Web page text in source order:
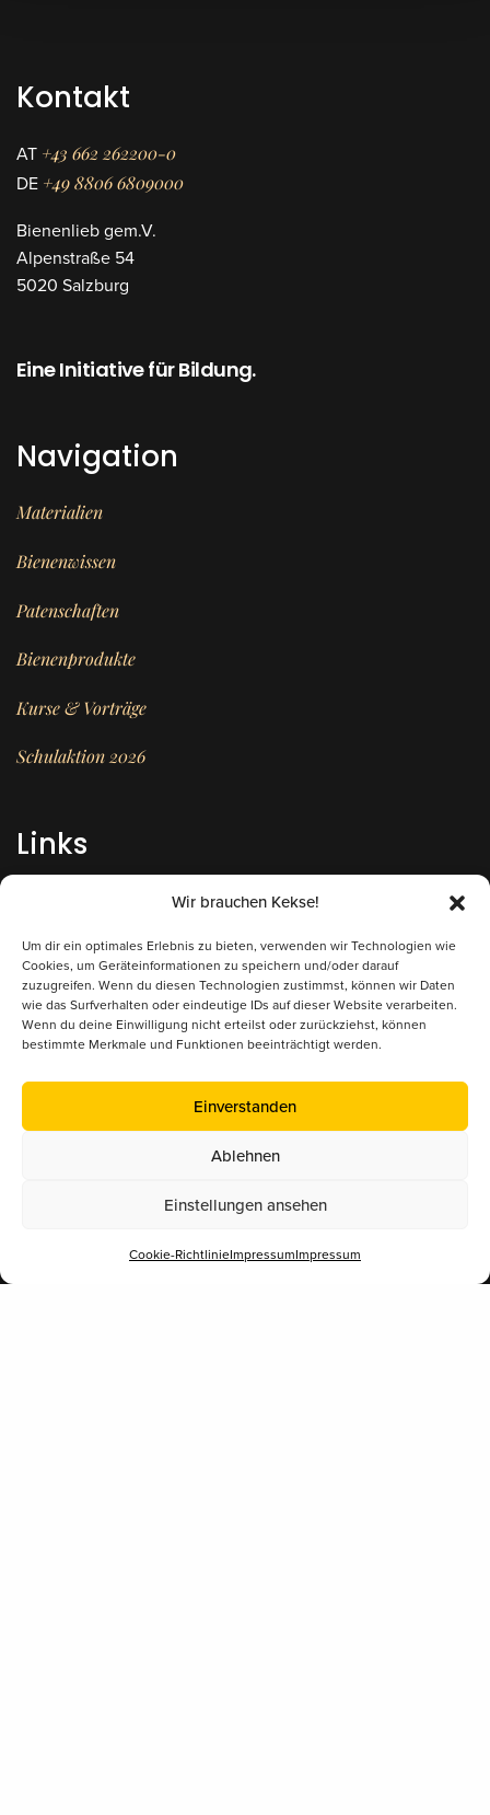
Wir brauchen Kekse!
Um dir ein optimales Erlebnis zu bieten, verwenden wir Technologien wie
Cookies, um Geräteinformationen zu speichern und/oder darauf
zuzugreifen. Wenn du diesen Technologien zustimmst, können wir Daten
wie das Surfverhalten oder eindeutige IDs auf dieser Website verarbeiten.
Wenn du deine Einwilligung nicht erteilst oder zurückziehst, können
bestimmte Merkmale und Funktionen beeinträchtigt werden.
Einverstanden
Ablehnen
Einstellungen ansehen
Cookie-RichtlinieImpressumImpressum
Kontakt
AT +43 662 262200-0
DE +49 8806 6809000
Bienenlieb gem.V.
Alpenstraße 54
5020 Salzburg
Eine Initiative für Bildung.
Navigation
Materialien
Bienenwissen
Patenschaften
Bienenprodukte
Kurse & Vorträge
Schulaktion 2026
Links
Datenschutz
Kontakt/Anfrage
Supported by